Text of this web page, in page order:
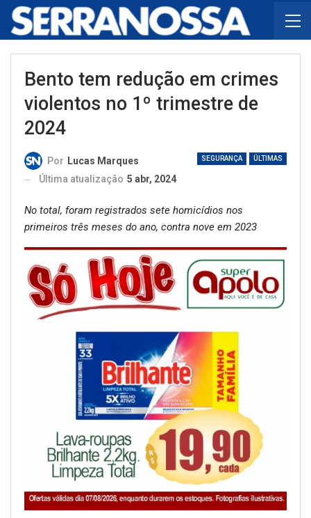
Bento tem redução em crimes
violentos no 1º trimestre de
2024
SEGURANÇA ÚLTIMAS
Por Lucas Marques
Última atualização 5 abr, 2024
No total, foram registrados sete homicídios nos
primeiros três meses do ano, contra nove em 2023